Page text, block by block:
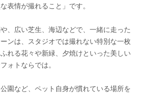
表情が撮れること」です。
、広い芝生、海辺などで、一緒に走った
ンは、スタジオでは撮れない特別な一枚
れる花々や新緑、夕焼けといった美しい
ォトならでは。
園など、ペット自身が慣れている場所を